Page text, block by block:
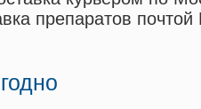
препаратов